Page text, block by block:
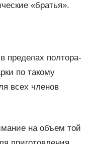
«братья».
пределах полтора-
по такому
всех членов
на объем той